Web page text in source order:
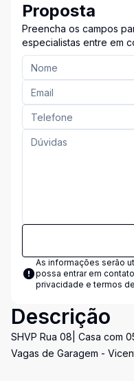
Proposta
Preencha os campos
especialistas entre em
As informações serão
possa entrar em
privacidade e termos
Descrição
SHVP Rua 08| Casa com
Vagas de Garagem -